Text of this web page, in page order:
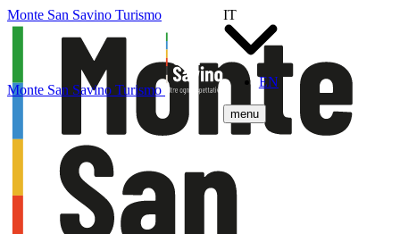
Monte San Savino Turismo
IT
EN
menu
Monte San Savino Turismo